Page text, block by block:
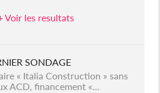
Voir les resultats
SONDAGE
« Italia Construction » sans
ACD, financement «...